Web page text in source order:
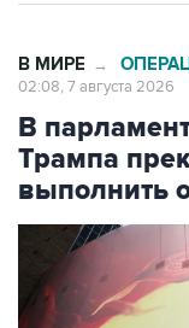
В МИРЕ →
02:08, 7 августа 2026
В
Трампа
выполнить